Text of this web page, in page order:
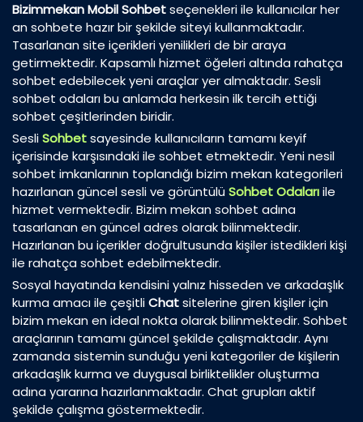
Bizimmekan Mobil Sohbetseçenekleri ile kullanıcılar her
an sohbete hazır bir şekilde siteyi kullanmaktadır.
Tasarlanan site içerikleri yenilikleri de bir araya
getirmektedir. Kapsamlı hizmet öğeleri altında rahatça
sohbet edebilecek yeni araçlar yer almaktadır. Sesli
sohbet odaları bu anlamda herkesin ilk tercih ettiği
sohbet çeşitlerinden biridir.
SesliSohbetsayesinde kullanıcıların tamamı keyif
içerisinde karşısındaki ile sohbet etmektedir. Yeni nesil
sohbet imkanlarının toplandığı bizim mekan kategorileri
hazırlanan güncel sesli ve görüntülüSohbet Odalarıile
hizmet vermektedir. Bizim mekan sohbet adına
tasarlanan en güncel adres olarak bilinmektedir.
Hazırlanan bu içerikler doğrultusunda kişiler istedikleri kişi
ile rahatça sohbet edebilmektedir.
Sosyal hayatında kendisini yalnız hisseden ve arkadaşlık
kurma amacı ile çeşitliChatsitelerine giren kişiler için
bizim mekan en ideal nokta olarak bilinmektedir. Sohbet
araçlarının tamamı güncel şekilde çalışmaktadır. Aynı
zamanda sistemin sunduğu yeni kategoriler de kişilerin
arkadaşlık kurma ve duygusal birliktelikler oluşturma
adına yararına hazırlanmaktadır. Chat grupları aktif
şekilde çalışma göstermektedir.